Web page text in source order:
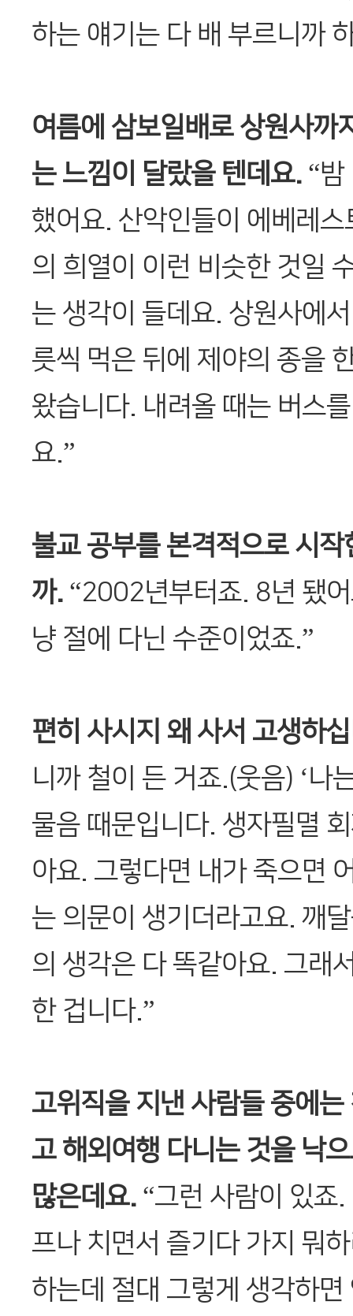
하는 얘기는 다 배 부르니까
여름에 삼보일배로 상원사까
는 느낌이 달랐을 텐데요. “
했어요. 산악인들이 에베레
의 희열이 이런 비슷한 것일
는 생각이 들데요. 상원사에
릇씩 먹은 뒤에 제야의 종을
왔습니다. 내려올 때는 버스
요.”
불교 공부를 본격적으로 시
까. “2002년부터죠. 8년 됐
냥 절에 다닌 수준이었죠.”
편히 사시지 왜 사서 고생하
니까 철이 든 거죠.(웃음) ‘나
물음 때문입니다. 생자필멸
아요. 그렇다면 내가 죽으면
는 의문이 생기더라고요. 깨
의 생각은 다 똑같아요. 그래
한 겁니다.”
고위직을 지낸 사람들 중에
고 해외여행 다니는 것을 낙
많은데요. “그런 사람이 있죠.
프나 치면서 즐기다 가지 뭐
하는데 절대 그렇게 생각하